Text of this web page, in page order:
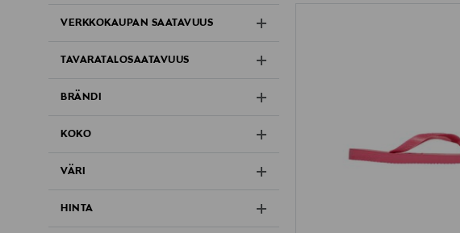
VERKKOKAUPAN SAATAVUUS
TAVARATALOSAATAVUUS
BRÄNDI
KOKO
VÄRI
HINTA